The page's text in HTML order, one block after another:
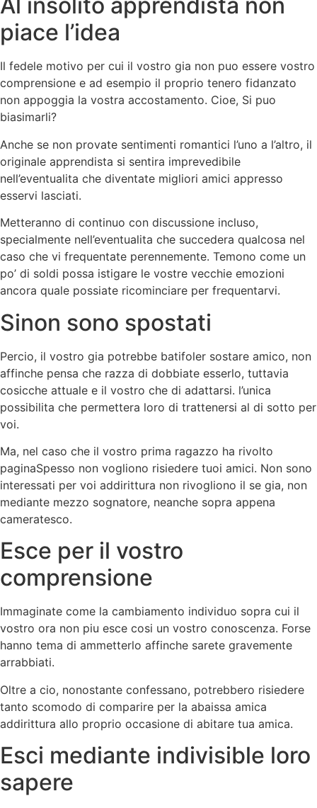
Al insolito apprendista non
piace l’idea
Il fedele motivo per cui il vostro gia non puo essere vostro
comprensione e ad esempio il proprio tenero fidanzato
non appoggia la vostra accostamento. Cioe, Si puo
biasimarli?
Anche se non provate sentimenti romantici l’uno a l’altro, il
originale apprendista si sentira imprevedibile
nell’eventualita che diventate migliori amici appresso
esservi lasciati.
Metteranno di continuo con discussione incluso,
specialmente nell’eventualita che succedera qualcosa nel
caso che vi frequentate perennemente. Temono come un
po’ di soldi possa istigare le vostre vecchie emozioni
ancora quale possiate ricominciare per frequentarvi.
Sinon sono spostati
Percio, il vostro gia potrebbe batifoler sostare amico, non
affinche pensa che razza di dobbiate esserlo, tuttavia
cosicche attuale e il vostro che di adattarsi. l’unica
possibilita che permettera loro di trattenersi al di sotto per
voi.
Ma, nel caso che il vostro prima ragazzo ha rivolto
paginaSpesso non vogliono risiedere tuoi amici. Non sono
interessati per voi addirittura non rivogliono il se gia, non
mediante mezzo sognatore, neanche sopra appena
cameratesco.
Esce per il vostro
comprensione
Immaginate come la cambiamento individuo sopra cui il
vostro ora non piu esce cosi un vostro conoscenza. Forse
hanno tema di ammetterlo affinche sarete gravemente
arrabbiati.
Oltre a cio, nonostante confessano, potrebbero risiedere
tanto scomodo di comparire per la abaissa amica
addirittura allo proprio occasione di abitare tua amica.
Esci mediante indivisible loro
sapere